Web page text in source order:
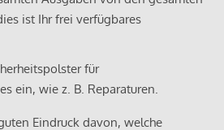
ist Ihr frei verfügbares
für
ein, wie z. B. Reparaturen.
Eindruck davon, welche